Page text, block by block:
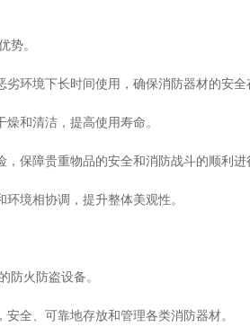
。
环境下长时间使用，确保消防器材的安全
和清洁，提高使用寿命。
保障贵重物品的安全和消防战斗的顺利进
境相协调，提升整体美观性。
火防盗设备。
全、可靠地存放和管理各类消防器材。